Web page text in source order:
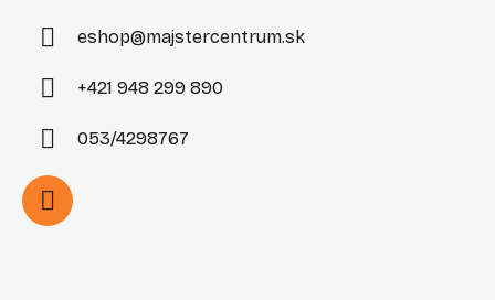
eshop@majstercentrum.sk
+421 948 299 890
053/4298767